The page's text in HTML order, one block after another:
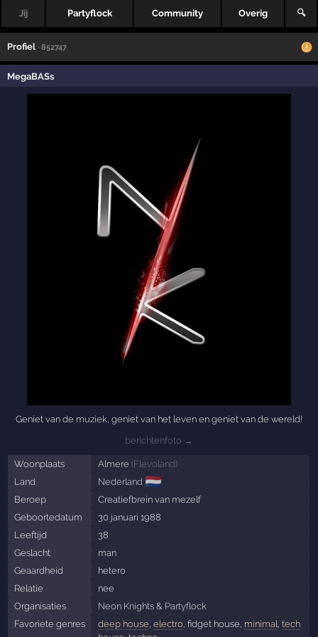
Jij Partyflock Community Overig 🔍
Profiel · 852747
MegaBASs
Geniet van de muziek, geniet van het leven en geniet van de wereld!
berichtenfoto →
Woonplaats Almere (Flevoland)
Land
Nederland 🇳🇱
Beroep
Creatiefbrein van mezelf
Geboortedatum
30 januari 1988
Leeftijd
38
Geslacht
man
Geaardheid
hetero
Relatie
nee
Organisaties
Neon Knights& Partyflock
Favoriete genres
deep house electro, fidget house, minimal tech